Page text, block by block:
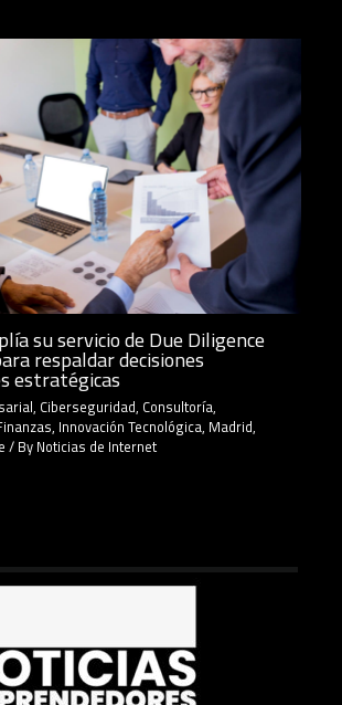
su servicio de Due Diligence
respaldar decisiones
estratégicas
, Ciberseguridad, Consultoría,
, Innovación Tecnológica, Madrid,
/ ByNoticias de Internet